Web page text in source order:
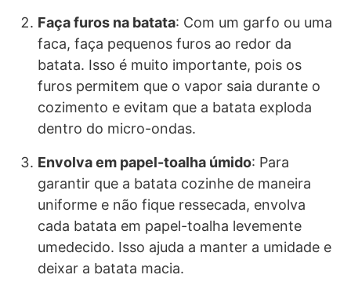
Faça furos na batata: Com um garfo ou uma
faca, faça pequenos furos ao redor da
batata. Isso é muito importante, pois os
furos permitem que o vapor saia durante o
cozimento e evitam que a batata exploda
dentro do micro-ondas.
Envolva em papel-toalha úmido: Para
garantir que a batata cozinhe de maneira
uniforme e não fique ressecada, envolva
cada batata em papel-toalha levemente
umedecido. Isso ajuda a manter a umidade e
deixar a batata macia.